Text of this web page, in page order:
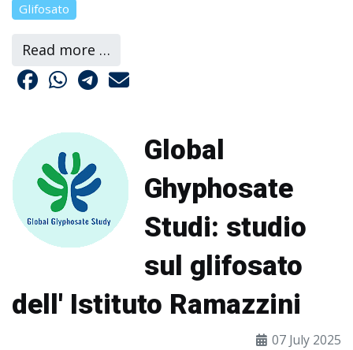
Glifosato
Read more …
Global
Ghyphosate
Studi: studio
sul glifosato
dell' Istituto Ramazzini
07 July 2025